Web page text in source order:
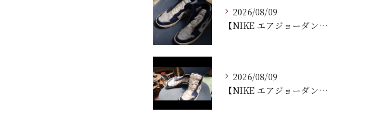
2026/08/09
【NIKE エアジョーダン ゴルフシューズ｜ソール剥がれ修理...
2026/08/09
【NIKE エアジョーダン ゴルフシューズ｜ソール剥がれ修理...